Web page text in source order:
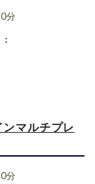
分
マルチプレ
分